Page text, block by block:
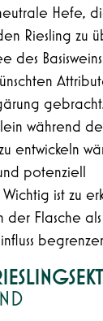
Hefe,
Riesling zu
des
während
entwickeln
potenziell
ist zu
Flasche als